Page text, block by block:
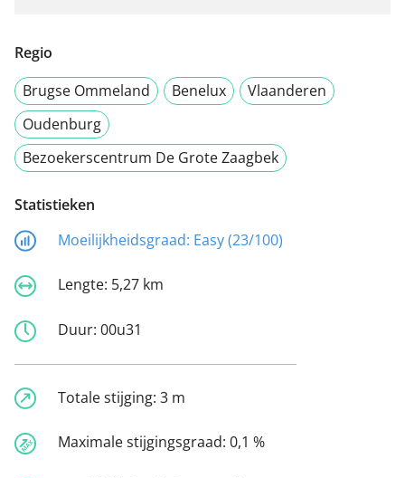
Regio
Brugse Ommeland
Benelux
Vlaanderen
Oudenburg
Bezoekerscentrum De Grote Zaagbek
Statistieken
Moeilijkheidsgraad: Easy (23/100)
Lengte: 5,27 km
Duur: 00u31
Totale stijging: 3 m
Maximale stijgingsgraad: 0,1 %